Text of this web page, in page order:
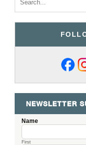
NEWSLETTER
Name
First